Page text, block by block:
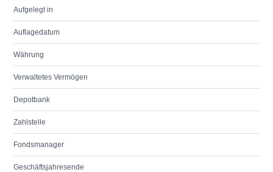
Aufgelegt in
Auflagedatum
Währung
Verwaltetes Vermögen
Depotbank
Zahlstelle
Fondsmanager
Geschäftsjahresende